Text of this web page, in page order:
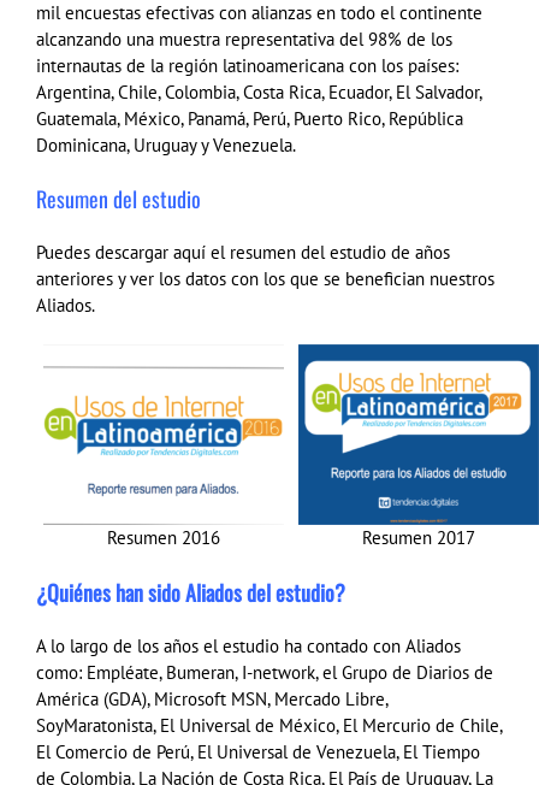
mil encuestas efectivas con alianzas en todo el continente
alcanzando una muestra representativa del 98% de los
internautas de la región latinoamericana con los países:
Argentina, Chile, Colombia, Costa Rica, Ecuador, El Salvador,
Guatemala, México, Panamá, Perú, Puerto Rico, República
Dominicana, Uruguay y Venezuela.
Resumen del estudio
Puedes descargar aquí el resumen del estudio de años
anteriores y ver los datos con los que se benefician nuestros
Aliados.
Resumen 2016 Resumen 2017
¿Quiénes han sido Aliados del estudio?
A lo largo de los años el estudio ha contado con Aliados
como: Empléate, Bumeran, I-network, el Grupo de Diarios de
América (GDA), Microsoft MSN, Mercado Libre,
SoyMaratonista, El Universal de México, El Mercurio de Chile,
El Comercio de Perú, El Universal de Venezuela, El Tiempo
de Colombia, La Nación de Costa Rica, El País de Uruguay, La